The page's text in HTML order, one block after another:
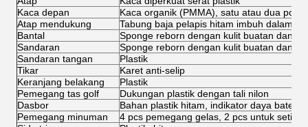
Kaca depan
Kaca organik (PMMA), satu atau dua
Atap mendukung
Tabung baja pelapis hitam imbuh dalam
Bantal
Sponge reborn dengan kulit buatan dan
Sandaran
Sponge reborn dengan kulit buatan dan
Sandaran tangan
Plastik
Tikar
Karet anti-selip
Keranjang belakang
Plastik
Pemegang tas golf
Dukungan plastik dengan tali nilon
Dasbor
Bahan plastik hitam, indikator daya
Pemegang minuman
4 pcs pemegang gelas, 2 pcs untuk setiap